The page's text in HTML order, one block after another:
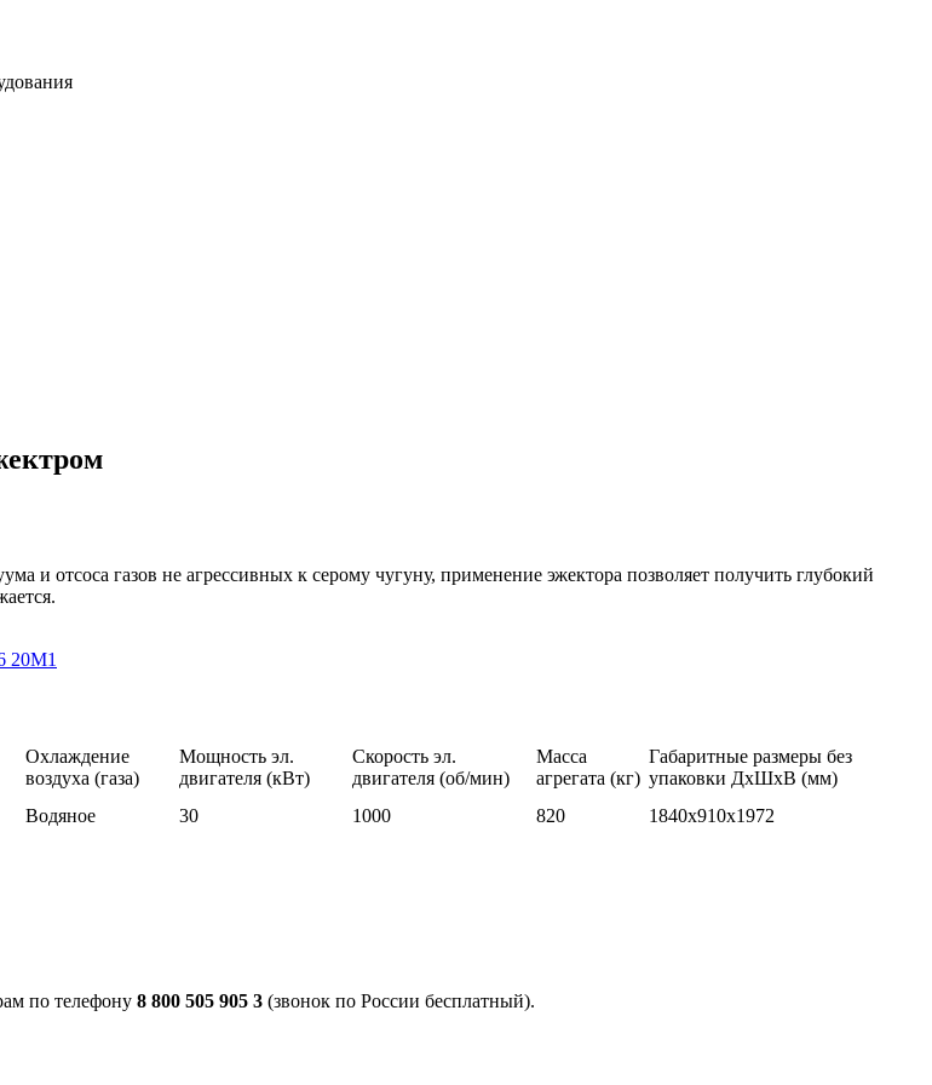
и отсоса газов не агрессивных к серому чугуну, применение эжектора позволяет получить глубокий
Охлаждение
воздуха (газа)
Мощность эл.
двигателя (кВт)
Скорость эл.
двигателя (об/мин)
Масса
агрегата (кг)
Габаритные размеры без
упаковки ДхШхВ (мм)
Водяное 30 1000 820 1840х910х1972
по телефону 8 800 505 905 3 (звонок по России бесплатный).